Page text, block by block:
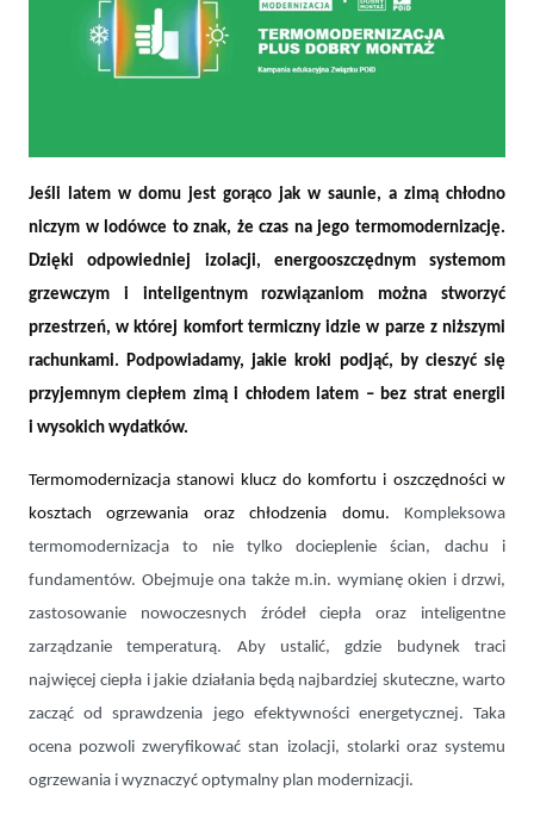
Komfortowy dom przez cały rok dzięki termomodernizacji – jak to
zrobić
Jeśli latem w domu jest gorąco jak w saunie, a zimą chłodno
niczym w lodówce to znak, że czas na jego termomodernizację.
Dzięki odpowiedniej izolacji, energooszczędnym systemom
grzewczym i inteligentnym rozwiązaniom można stworzyć
przestrzeń, w której komfort termiczny idzie w parze z niższymi
rachunkami. Podpowiadamy, jakie kroki podjąć, by cieszyć się
przyjemnym ciepłem zimą i chłodem latem – bez strat energii
i wysokich wydatków.
Termomodernizacja stanowi klucz do komfortu i oszczędności w
kosztach ogrzewania oraz chłodzenia domu. Kompleksowa
termomodernizacja to nie tylko docieplenie ścian, dachu i
fundamentów. Obejmuje ona także m.in. wymianę okien i drzwi,
zastosowanie nowoczesnych źródeł ciepła oraz inteligentne
zarządzanie temperaturą. Aby ustalić, gdzie budynek traci
najwięcej ciepła i jakie działania będą najbardziej skuteczne, warto
zacząć od sprawdzenia jego efektywności energetycznej. Taka
ocena pozwoli zweryfikować stan izolacji, stolarki oraz systemu
ogrzewania i wyznaczyć optymalny plan modernizacji.